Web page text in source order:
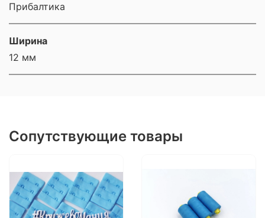
Прибалтика
Ширина
12 мм
Сопутствующие товары